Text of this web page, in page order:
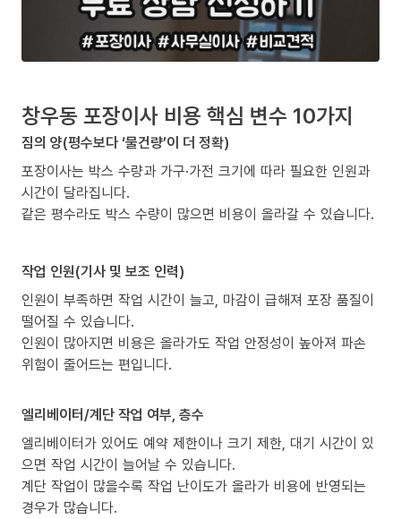
창우동 포장이사 비용 핵심 변수 10가지
짐의 양(평수보다 ‘물건량’이 더 정확)
포장이사는 박스 수량과 가구·가전 크기에 따라 필요한 인원과
시간이 달라집니다.
같은 평수라도 박스 수량이 많으면 비용이 올라갈 수 있습니다.
작업 인원(기사 및 보조 인력)
인원이 부족하면 작업 시간이 늘고, 마감이 급해져 포장 품질이
떨어질 수 있습니다.
인원이 많아지면 비용은 올라가도 작업 안정성이 높아져 파손
위험이 줄어드는 편입니다.
엘리베이터/계단 작업 여부, 층수
엘리베이터가 있어도 예약 제한이나 크기 제한, 대기 시간이 있
으면 작업 시간이 늘어날 수 있습니다.
계단 작업이 많을수록 작업 난이도가 올라가 비용에 반영되는
경우가 많습니다.